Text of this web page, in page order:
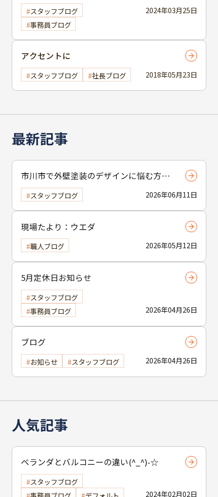
最新記事
市川市で外壁塗装のデザインに悩む方へ
｜ 色選びの失敗を防ぐポイント
2026年06月11日
スタッフブログ
現場たより：ウエダ
2026年05月12日
職人ブログ
5月定休日お知らせ
2026年04月26日
スタッフブログ
事務員ブログ
ブログ
2026年04月26日
お知らせ スタッフブログ
人気記事
ベランダとバルコニーの違い(^_^)-☆
2024年02月02日
スタッフブログ
2024年03月25日
スタッフブログ
事務員ブログ
2018年05月23日
アクセントに
スタッフブログ 社長ブログ